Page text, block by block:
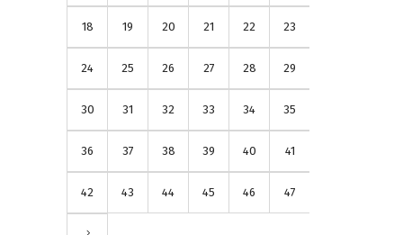
18 19 20 21 22 23
24 25 26 27 28 29
30 31 32 33 34 35
36 37 38 39 40 41
42 43 44 45 46 47